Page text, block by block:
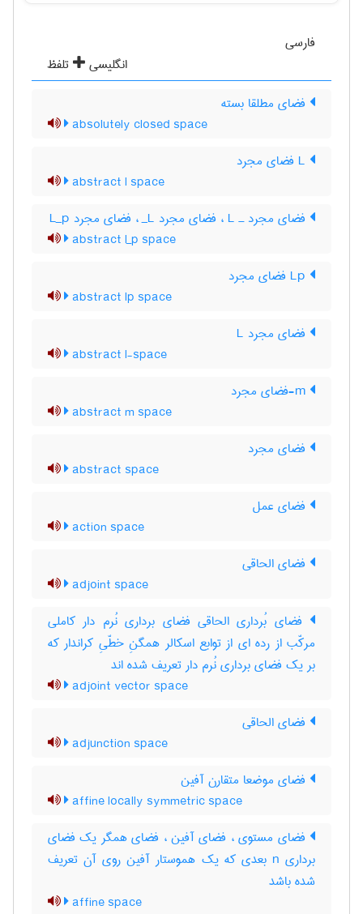
فارسی
انگلیسی
تلفظ
فضای مطلقا بسته
absolutely closed space
abstract l space
فضای مجرد ـ L‌ ، فضای مجرد L‌_ ، فضای مجرد L‌_‌p
abstract l_p space
abstract lp space
فضای مجرد L
abstract l-space
abstract m space
فضای مجرد
abstract space
فضای عمل
action space
فضای الحاقی
adjoint space
فضای بُرداری الحاقی فضای برداری نُرم دار کاملی
مرکّب از رده ای از توابع اسکالر همگنِ خطّیِ کراندار که
بر یک فضای برداری نُرم دار تعریف شده اند
adjoint vector space
فضای الحاقی
adjunction space
فضای موضعا متقارن آفین
affine locally symmetric space
فضای مستوی ، فضای آفین ، فضای همگر یک فضای
برداری n بعدی که یک هموستار آفین روی آن تعریف
شده باشد
affine space